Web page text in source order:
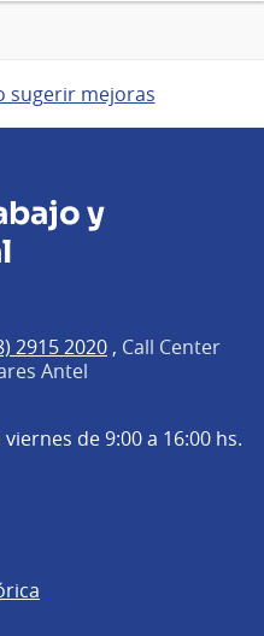
sugerir mejoras
y
2915 2020 , Call Center
Antel
viernes de 9:00 a 16:00 hs.